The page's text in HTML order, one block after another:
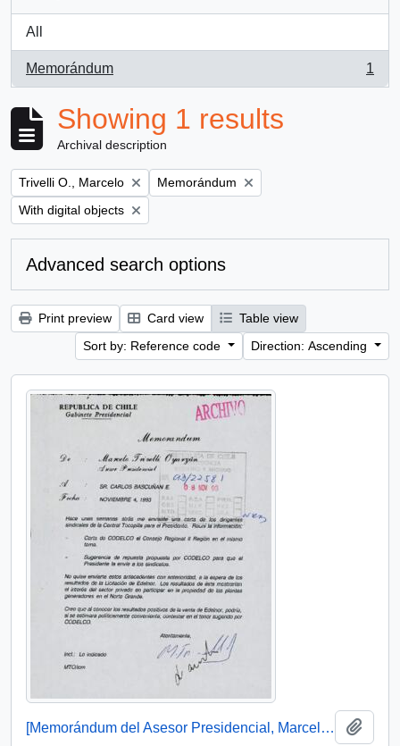
All
Memorándum
, 1 results
1
Showing 1 results
Archival description
Remove filter:
Trivelli O., Marcelo Remove filter:
Memorándum
Remove filter:
With digital objects
Advanced search options
Print preview Card view
Table view
Sort by: Reference code
Direction: Ascending
[Memorándum del Asesor Presidencial, Marcelo Trivelli, dirigido al Jefe de Gabinete Presidencial, mediante el cual remite antecedentes relacionados a materia de inversiones en la Planta Termoeléctrica de Tocopilla]